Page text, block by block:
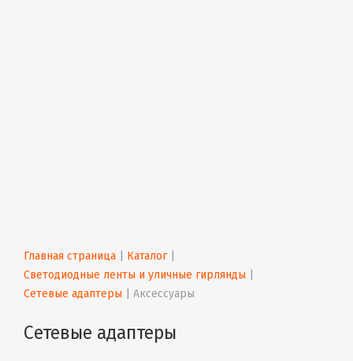
Главная страница Каталог |
Светодиодные ленты и уличные гирлянды
Сетевые адаптеры
Аксессуары
Сетевые адаптеры